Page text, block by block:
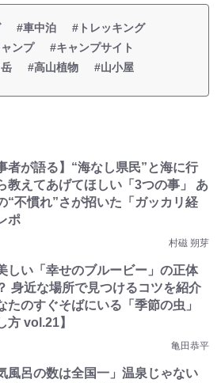
#車中泊
#トレッキング
ンプ
#キャンプサイト
#高山植物 #山小屋
者が語る】“海なし県民”と海に行
教えてあげてほしい「3つの事」 あ
“不慣れ”さが招いた「ガッカリ経
ポ
村磁 朔芽
しい「幸せのブルービー」の正体
身近な場所で見つけるコツを紹介
たのすぐそばにいる「季節の虫」
方 vol.21】
亀田恭平
風呂の数は全国一」温泉じゃない